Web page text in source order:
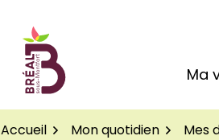
Ma
Accueil Mon quotidien Mes